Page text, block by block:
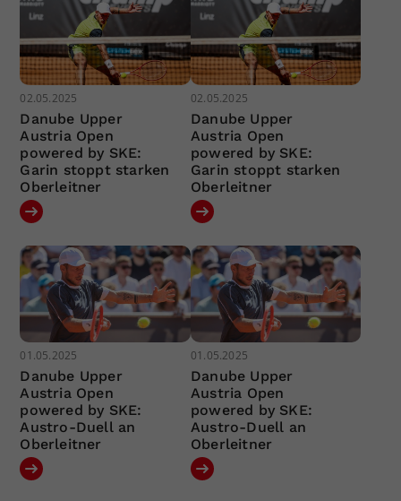
02.05.2025
Danube Upper
Austria Open
powered by SKE:
Garin stoppt starken
Oberleitner
02.05.2025
Danube Upper
Austria Open
powered by SKE:
Garin stoppt starken
Oberleitner
01.05.2025
Danube Upper
Austria Open
powered by SKE:
Austro-Duell an
Oberleitner
01.05.2025
Danube Upper
Austria Open
powered by SKE:
Austro-Duell an
Oberleitner